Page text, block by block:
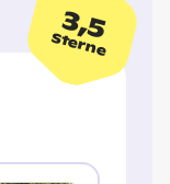
3,5
Sterne